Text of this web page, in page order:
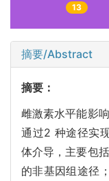
13
摘要/Abstract
摘要：
雌激素水平能影
通过2 种途径实
体介导，主要包
的非基因组途径